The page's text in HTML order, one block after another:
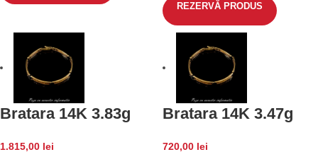
REZERVĂ PRODUS
Bratara 14K 3.83g
1.815,00 lei
Bratara 14K 3.47g
720,00 lei